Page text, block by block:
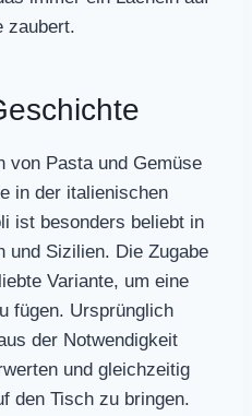
zaubert.
von Pasta und Gemüse
in der italienischen
ist besonders beliebt in
und Sizilien. Die Zugabe
Variante, um eine
fügen. Ursprünglich
der Notwendigkeit
und gleichzeitig
den Tisch zu bringen.